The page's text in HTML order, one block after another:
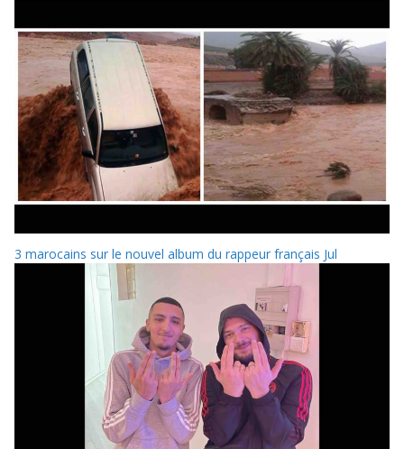
3 marocains sur le nouvel album du rappeur français Jul